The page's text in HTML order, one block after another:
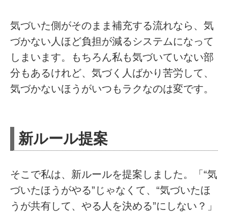
気づいた側がそのまま補充する流れなら、気
づかない人ほど負担が減るシステムになって
しまいます。もちろん私も気づいていない部
分もあるけれど、気づく人ばかり苦労して、
気づかないほうがいつもラクなのは変です。
新ルール提案
そこで私は、新ルールを提案しました。「“気
づいたほうがやる”じゃなくて、“気づいたほ
うが共有して、やる人を決める”にしない？」